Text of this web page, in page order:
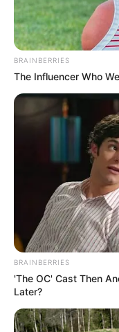
BRAINBERRIES
The Influencer Who
BRAINBERRIES
'The OC' Cast Then
Later?